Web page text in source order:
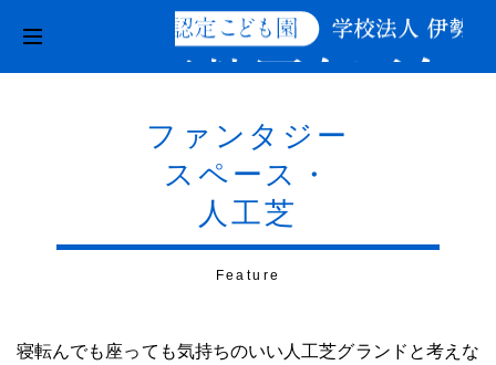
ファンタジー
スペース・
人工芝
Feature
寝転んでも座っても気持ちのいい人工芝グランドと考えな